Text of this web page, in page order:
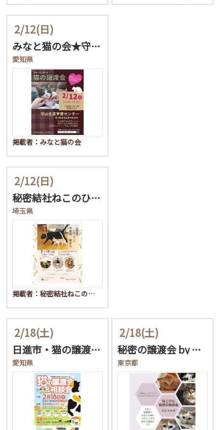
2/12(日)
みなと猫の会★守山区/保…
愛知県
掲載者：みなと猫の会
2/12(日)
秘密結社ねこのひげ♡保護…
埼玉県
掲載者：秘密結社ねこの…
2/18(土)
日進市・猫の譲渡会＆相談…
愛知県
2/18(土)
秘密の譲渡会 by ねこ…
東京都